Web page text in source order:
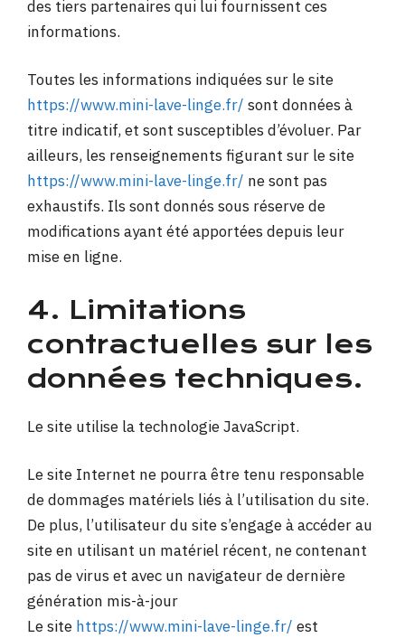
des tiers partenaires qui lui fournissent ces
informations.
Toutes les informations indiquées sur le site
https://www.mini-lave-linge.fr/ sont données à
titre indicatif, et sont susceptibles d’évoluer. Par
ailleurs, les renseignements figurant sur le site
https://www.mini-lave-linge.fr/ ne sont pas
exhaustifs. Ils sont donnés sous réserve de
modifications ayant été apportées depuis leur
mise en ligne.
4. Limitations
contractuelles sur les
données techniques.
Le site utilise la technologie JavaScript.
Le site Internet ne pourra être tenu responsable
de dommages matériels liés à l’utilisation du site.
De plus, l’utilisateur du site s’engage à accéder au
site en utilisant un matériel récent, ne contenant
pas de virus et avec un navigateur de dernière
génération mis-à-jour
Le site https://www.mini-lave-linge.fr/ est